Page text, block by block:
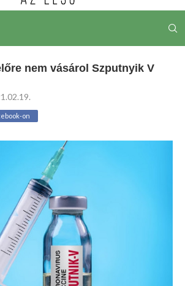
nem vásárol Szputnyik V
on